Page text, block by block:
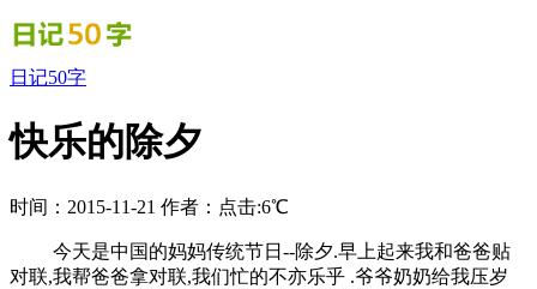
日记50字
快乐的除夕
时间：2015-11-21 作者： 点击:6℃
今天是中国的妈妈传统节日--除夕.早上起来我和爸爸贴
对联,我帮爸爸拿对联,我们忙的不亦乐乎 .爷爷奶奶给我压岁